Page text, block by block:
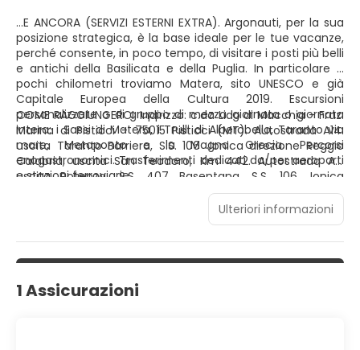
…E ANCORA (SERVIZI ESTERNI EXTRA). Argonauti, per la sua
posizione strategica, è la base ideale per le tue vacanze,
perché consente, in poco tempo, di visitare i posti più belli
e antichi della Basilicata e della Puglia. In particolare a
pochi chilometri troviamo Matera, sito UNESCO e già
Capitale Europea della Cultura 2019. Escursioni
personalizzate o di gruppo di mezza giornata o giornata
intera: i Sassi di Matera, i Trulli di Alberobello, Taranto via
mare, Metaponto e la Magna Grecia. Percorsi
enogastronomici. Trasferimenti dedicati da/per aeroporti
e stazioni ferroviarie.
COME RAGGIUNGERCI. Indirizzo: c.da Lido di Macchia - Fraz.
Marina di Pisticci - 75015 Pisticci (MT). Autostrada A14:
uscita Taranto Barriera, S.S. 106 Jonica direzione Reggio
Calabria, uscita San Teodoro, Km 442. Autostrada A3:
uscita Potenza, S.S. 407 Basentana, S.S. 106 Jonica
direzione Reggio Calabria, uscita San Teodoro, Km 442. In
treno: stazione di Metaponto a 13 km. In bus: fino alla
stazione di Metaponto a 13 km. In aereo: aeroporto di Bari
Ulteriori informazioni
1 Assicurazioni